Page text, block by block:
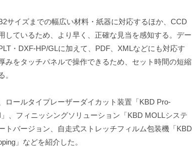
サイズまでの幅広い材料・紙器に対応するほか、CCD
しているため、より早く、正確な見当を感知する。デー
・DXF-HP/GLに加えて、PDF、XMLなどにも対応す
みをタッチパネルで操作できるため、セット時間の短縮
。
ロールタイプレーザーダイカット装置「KBD Pro-
、フィニッシングソリューション「KBD MOLLシステ
トバージョン、自走式ストレッチフィルム包装機「KBD
」などを紹介した。